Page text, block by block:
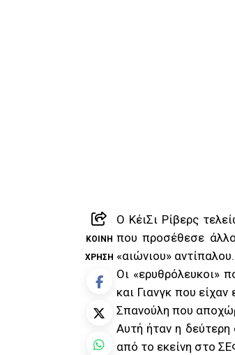
ΚΟΙΝΉ
ΧΡΉΣΗ
Ο ΚέιΣι Ρίβερς
που προσέθεσε
«αιώνιου» αντίπαλου.
Οι «ερυθρόλευκοι»
και Γιανγκ που
Σπανούλη που
Αυτή ήταν η δεύτερη
από το εκείνη στο